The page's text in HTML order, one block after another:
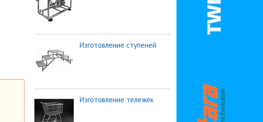
Изготовление ступеней
Изготовление тележек